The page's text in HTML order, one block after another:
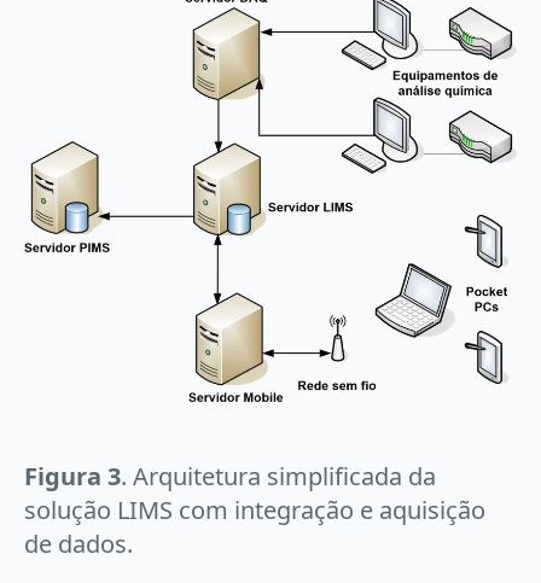
Figura 3. Arquitetura simplificada da
solução LIMS com integração e aquisição
de dados.